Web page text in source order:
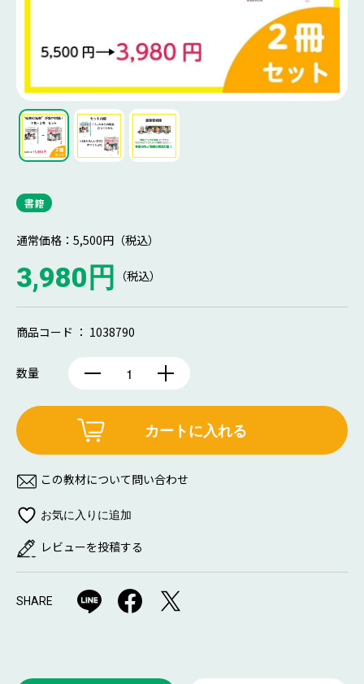
書籍
通常価格：5,500円（税込）
3,980円 （税込）
商品コード ： 1038790
数量
カートに入れる
この教材について問い合わせ
レビューを投稿する
SHARE